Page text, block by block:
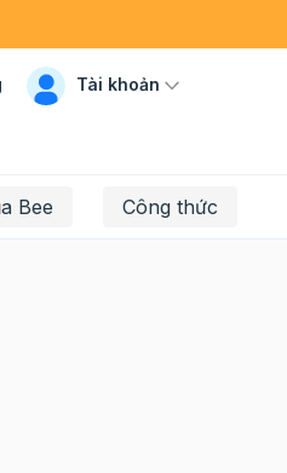
Tài khoản
Bee Công thức